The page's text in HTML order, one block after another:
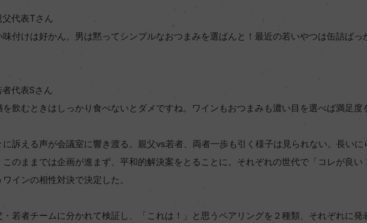
代表Tさん
味付けは好かん。男は黙ってシンプルなおつまみを選ばんと！最近の若いやつは缶詰ばっ
代表Sさん
を飲むときはしっかり食べないとダメですね。ワインもおつまみも濃い目を選べば満足度
に訴える声が会議室に響き渡る。親父vs若者、両者一歩も引く様子は見られない。長い
このままでは企画が進まず、平和的解決案をとることに。それぞれの世代で「コレが良
ワインの相性対決で決定した。
・若者チームに分かれて検証し、「これは！」と思うペアリングを２種類、それぞれに発